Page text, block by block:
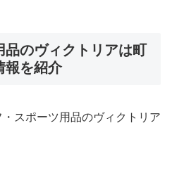
品のヴィクトリアは町
報を紹介
スポーツ用品のヴィクトリア